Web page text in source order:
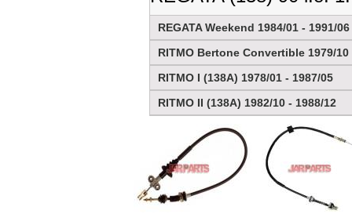
REGATA Weekend 1984/01 - 1991/06
RITMO Bertone Convertible 1979/10
RITMO I (138A) 1978/01 - 1987/05
RITMO II (138A) 1982/10 - 1988/12